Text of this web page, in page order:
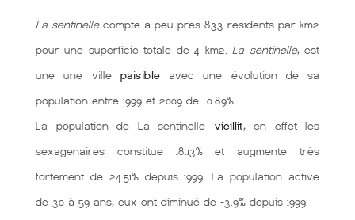
La sentinellecompte à peu près 833 résidents par km2
pour une superficie totale de 4 km2. La sentinelle, est
une une ville paisibleavec une évolution de sa
population entre 1999 et 2009 de -0.89%.
La population de La sentinelle vieillit, en effet les
sexagenaires constitue 18.13% et augmente très
fortement de 24.51% depuis 1999. La population active
de 30 à 59 ans, eux ont diminué de -3.9% depuis 1999.